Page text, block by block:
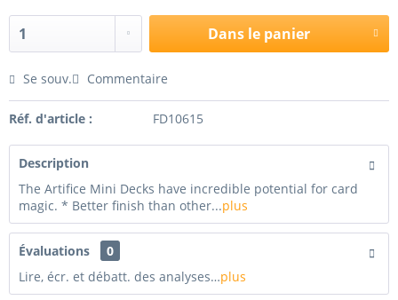
Dans le panier
Se souv. Commentaire
Réf. d'article : FD10615
Description
The Artifice Mini Decks have incredible potential for card
magic. * Better finish than other...plus
Évaluations
0
Lire, écr. et débatt. des analyses…plus